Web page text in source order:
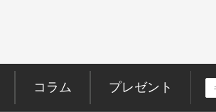
コラム プレゼント